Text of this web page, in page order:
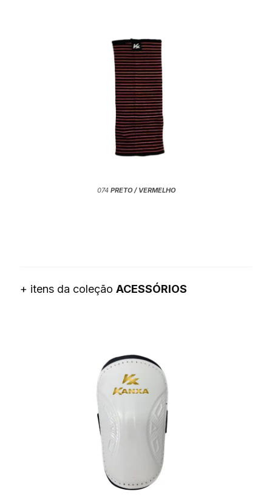
074 PRETO / VERMELHO
+ itens da coleção ACESSÓRIOS